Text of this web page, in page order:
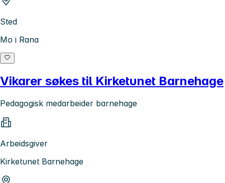
Sted
Mo i Rana
Vikarer søkes til Kirketunet Barnehage
Pedagogisk medarbeider barnehage
Arbeidsgiver
Kirketunet Barnehage